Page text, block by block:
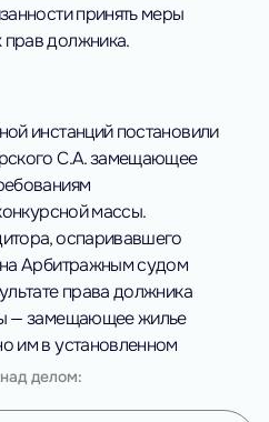
принять меры
должника.
инстанций постановили
С.А. замещающее
массы.
оспаривавшего
Арбитражным судом
права должника
— замещающее жилье
им в установленном
делом: